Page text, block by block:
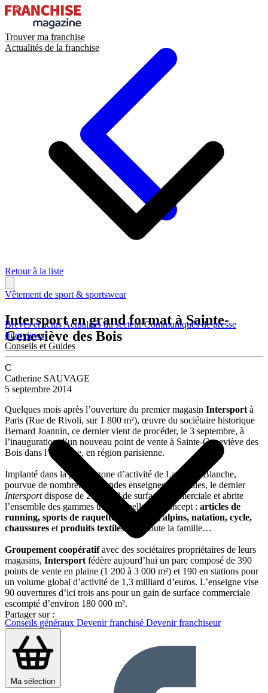
Trouver ma franchise
Actualités de la franchise
Brèves et actusActualités du secteurCommuniqués de presse
Interviews
Conseils et Guides
Conseils généraux Devenir franchisé Devenir franchiseur
Ma sélection
Retour à la liste
Vêtement de sport & sportswear
Intersport en grand format à Sainte-
Geneviève des Bois
C
Catherine SAUVAGE
5 septembre 2014
Quelques mois après l’ouverture du premier magasin Intersport à
Paris (Rue de Rivoli, sur 1 800 m²), œuvre du sociétaire historique
Bernard Joannin, ce dernier vient de procéder, le 3 septembre, à
l’inauguration d’un nouveau point de vente à Sainte-Geneviève des
Bois dans l’Essonne, en région parisienne.
Implanté dans la grande zone d’activité de La Croix-Blanche,
pourvue de nombreuses grandes enseignes nationales, le dernier
Intersportdispose de 2 200 m² de surface commerciale et abrite
l’ensemble des gammes traditionnelles du concept : articles de
running, sports de raquettes, collectifs, alpins, natation, cycle,
chaussures et produits textiles pour toute la famille…
Groupement coopératifavec des sociétaires propriétaires de leurs
magasins, Intersport fédère aujourd’hui un parc composé de 390
points de vente en plaine (1 200 à 3 000 m²) et 190 en stations pour
un volume global d’activité de 1,3 milliard d’euros. L’enseigne vise
90 ouvertures d’ici trois ans pour un gain de surface commerciale
escompté d’environ 180 000 m².
Partager sur :